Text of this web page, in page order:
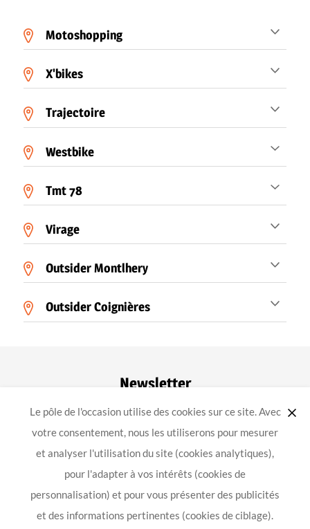
Motoshopping
X'bikes
Trajectoire
Westbike
Tmt 78
Virage
Outsider Montlhery
Outsider Coignières
Newsletter
Le pôle de l'occasion utilise des cookies sur ce site. Avec
votre consentement, nous les utiliserons pour mesurer
et analyser l'utilisation du site (cookies analytiques),
pour l'adapter à vos intérêts (cookies de
personnalisation) et pour vous présenter des publicités
et des informations pertinentes (cookies de ciblage).